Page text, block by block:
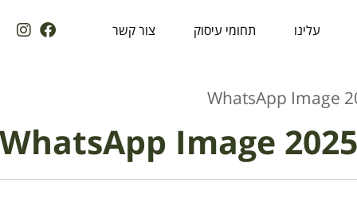
עלינו תחומי עיסוק צור קשר
WhatsApp Image
WhatsApp Image